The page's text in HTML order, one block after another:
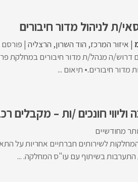
ת לניהול מדור חיבורים
איזור המרכז הוד השרון הרצליה פורסם
דרוש/ה מנהל/ת מדור חיבורים במחלקת
מדור חיבורים.• תיאום ...
חונכים /ות – מקבלים
מחודשיים
לשירותים חברתיים אחריות על
התערבות בשיתוף עם עו"ס המחלקה. ...